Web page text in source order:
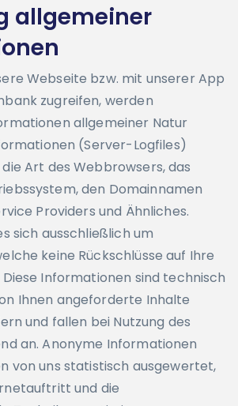
allgemeiner
Webseite bzw. mit unserer App
zugreifen, werden
allgemeiner Natur
(Server-Logfiles)
Art des Webbrowsers, das
den Domainnamen
Providers und Ähnliches.
sich ausschließlich um
keine Rückschlüsse auf Ihre
Diese Informationen sind technisch
Ihnen angeforderte Inhalte
und fallen bei Nutzung des
an. Anonyme Informationen
von uns statistisch ausgewertet,
und die